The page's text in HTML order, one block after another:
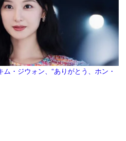
ム・ジウォン、“ありがとう、ホン・